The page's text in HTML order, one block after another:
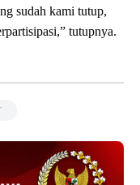
sudah kami tutup,
tutupnya.